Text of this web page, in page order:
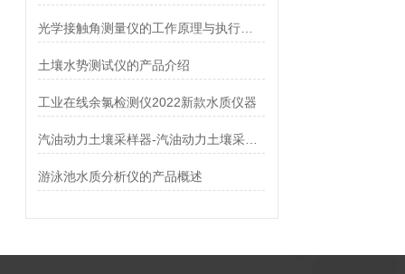
土壤水势测试仪的产品介绍
工业在线余氯检测仪2022新款水质仪器
游泳池水质分析仪的产品概述